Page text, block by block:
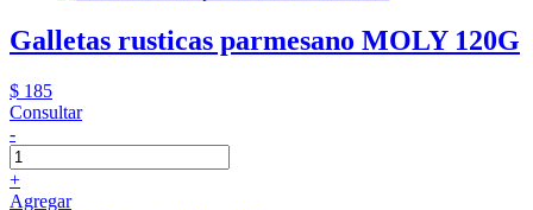
Galletas rusticas parmesano MOLY 120G
$ 185
Consultar
-
+
Agregar